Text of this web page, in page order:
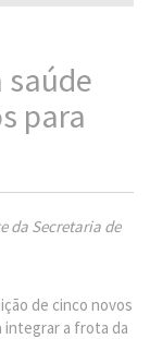
para
da Secretaria de
de cinco novos
integrar a frota da